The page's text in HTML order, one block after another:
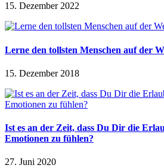
15. Dezember 2022
Lerne den tollsten Menschen auf der
15. Dezember 2018
Ist es an der Zeit, dass Du Dir die
Emotionen zu fühlen?
27. Juni 2020